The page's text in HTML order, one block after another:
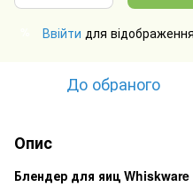
Ввійти для
До обраного
Опис
Блендер для яиц